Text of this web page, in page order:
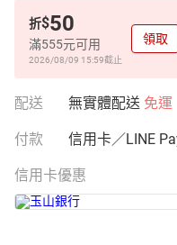
折$50
滿555元可用
2026/08/09 15:59截止
領取
配送 無實體配送 免運
付款 信用卡／LINE
信用卡優惠